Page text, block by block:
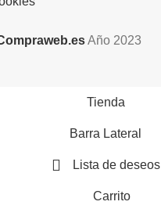
Año 2023
Tienda
Barra Lateral
Lista de deseos
Carrito